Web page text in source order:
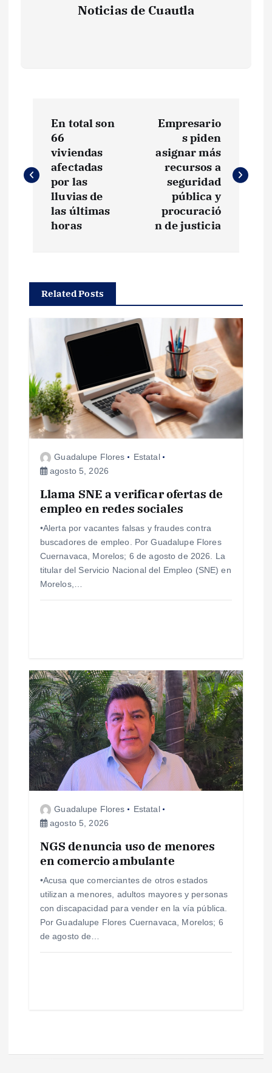
Noticias de Cuautla
v
c
ó
n
d
e
s
En total son
66
viviendas
afectadas
por las
lluvias de
las últimas
horas
Empresario
s piden
asignar más
recursos a
seguridad
pública y
procuració
n de justicia
Related Posts
Guadalupe Flores
Estatal
agosto 5, 2026
Llama SNE a verificar ofertas de
empleo en redes sociales
•Alerta por vacantes falsas y fraudes contra
buscadores de empleo. Por Guadalupe Flores
Cuernavaca, Morelos; 6 de agosto de 2026. La
titular del Servicio Nacional del Empleo (SNE) en
Morelos,…
Guadalupe Flores
Estatal
agosto 5, 2026
NGS denuncia uso de menores
en comercio ambulante
•Acusa que comerciantes de otros estados
utilizan a menores, adultos mayores y personas
con discapacidad para vender en la vía pública.
Por Guadalupe Flores Cuernavaca, Morelos; 6
de agosto de…